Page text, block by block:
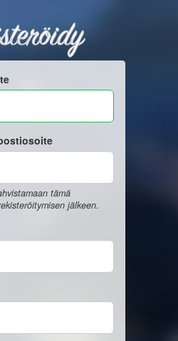
tämä
jälkeen.